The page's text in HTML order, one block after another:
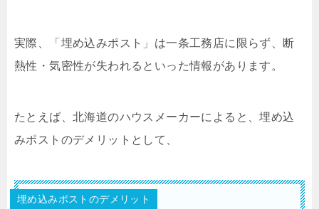
実際、「埋め込みポスト」は一条工務店に限らず、断
熱性・気密性が失われるといった情報があります。
たとえば、北海道のハウスメーカーによると、埋め込
みポストのデメリットとして、
埋め込みポストのデメリット